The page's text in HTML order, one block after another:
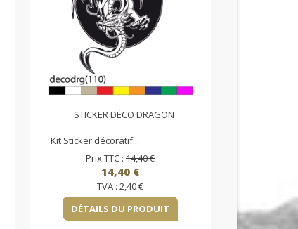
STICKER DÉCO DRAGON
Kit Sticker décoratif...
Prix TTC :14,40 €
14,40 €
TVA :2,40 €
DÉTAILS DU PRODUIT